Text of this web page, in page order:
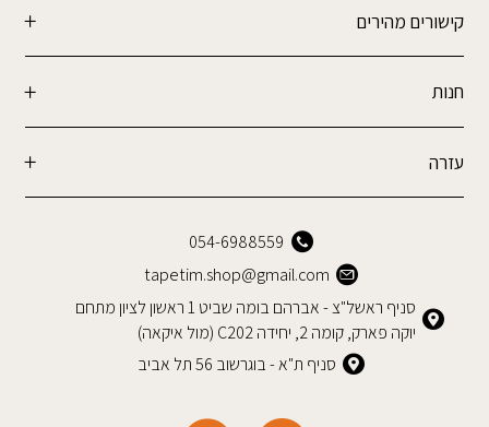
קישורים מהירים
חנות
עזרה
054-6988559
tapetim.shop@gmail.com
סניף ראשל"צ - אברהם בומה שביט 1 ראשון לציון מתחם
יוקה פארק, קומה 2, יחידה C202 (מול איקאה)
סניף ת"א - בוגרשוב 56 תל אביב